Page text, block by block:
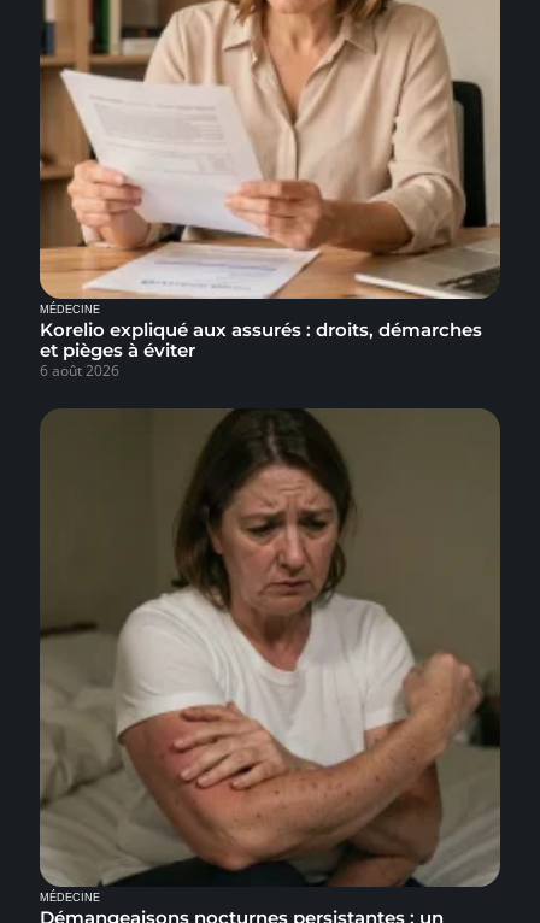
MÉDECINE
Korelio expliqué aux assurés : droits, démarches
et pièges à éviter
6 août 2026
MÉDECINE
Démangeaisons nocturnes persistantes : un